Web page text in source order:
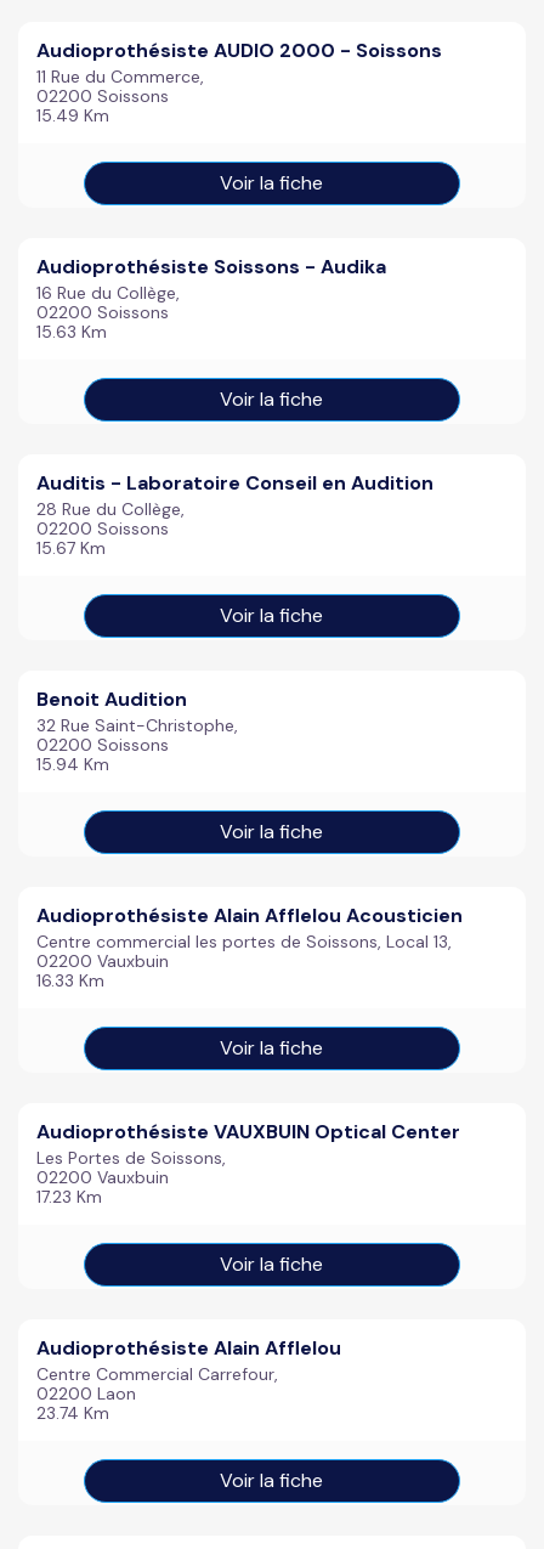
Audioprothésiste AUDIO 2000 - Soissons
11 Rue du Commerce,
02200 Soissons
15.49 Km
Voir la fiche
Audioprothésiste Soissons - Audika
16 Rue du Collège,
02200 Soissons
15.63 Km
Voir la fiche
Auditis - Laboratoire Conseil en Audition
28 Rue du Collège,
02200 Soissons
15.67 Km
Voir la fiche
Benoit Audition
32 Rue Saint-Christophe,
02200 Soissons
15.94 Km
Voir la fiche
Audioprothésiste Alain Afflelou Acousticien
Centre commercial les portes de Soissons, Local 13,
02200 Vauxbuin
16.33 Km
Voir la fiche
Audioprothésiste VAUXBUIN Optical Center
Les Portes de Soissons,
02200 Vauxbuin
17.23 Km
Voir la fiche
Audioprothésiste Alain Afflelou
Centre Commercial Carrefour,
02200 Laon
23.74 Km
Voir la fiche